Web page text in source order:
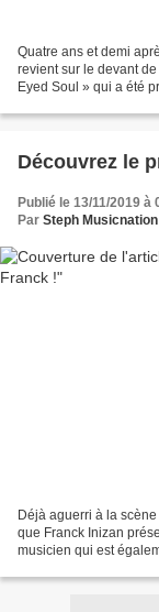
Quatre ans et demi
revient sur le devant
Eyed Soul » qui a été
Découvrez le
Publié le 13/11/2019 à
Par Steph Musicnation
Déjà aguerri à la
que Franck Inizan
musicien qui est